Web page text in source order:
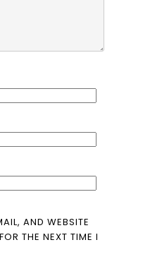
AND WEBSITE
THE NEXT TIME I